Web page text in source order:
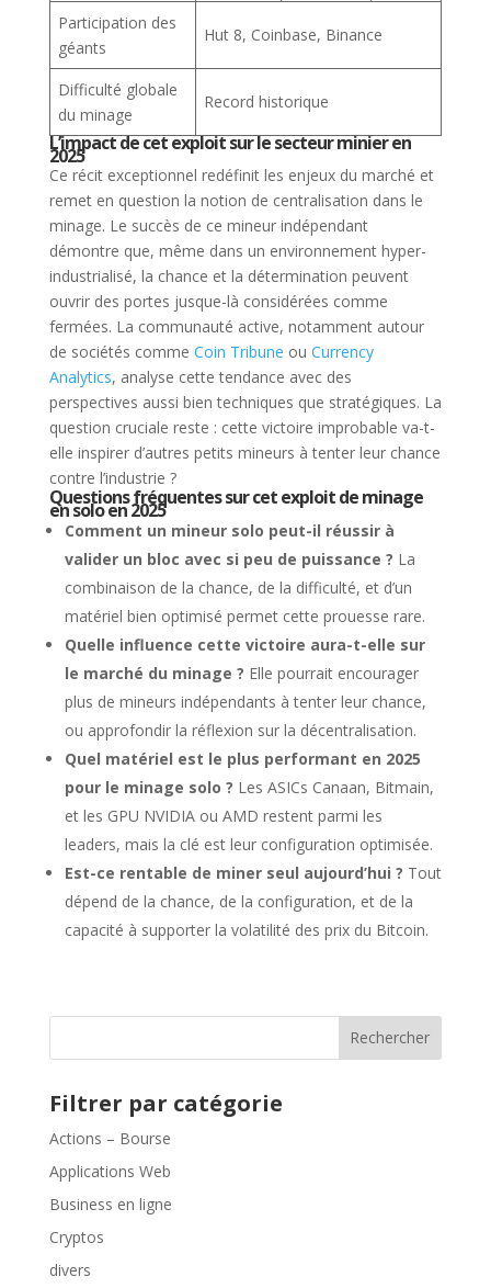
Participation des
géants
Hut 8, Coinbase, Binance
Difficulté globale
du minage
Record historique
L’impact de cet exploit sur le secteur minier en
2025
Ce récit exceptionnel redéfinit les enjeux du marché et
remet en question la notion de centralisation dans le
minage. Le succès de ce mineur indépendant
démontre que, même dans un environnement hyper-
industrialisé, la chance et la détermination peuvent
ouvrir des portes jusque-là considérées comme
fermées. La communauté active, notamment autour
de sociétés comme Coin Tribune ou Currency
Analytics, analyse cette tendance avec des
perspectives aussi bien techniques que stratégiques. La
question cruciale reste : cette victoire improbable va-t-
elle inspirer d’autres petits mineurs à tenter leur chance
contre l’industrie ?
Questions fréquentes sur cet exploit de minage
en solo en 2025
Comment un mineur solo peut-il réussir à
valider un bloc avec si peu de puissance ? La
combinaison de la chance, de la difficulté, et d’un
matériel bien optimisé permet cette prouesse rare.
Quelle influence cette victoire aura-t-elle sur
le marché du minage ? Elle pourrait encourager
plus de mineurs indépendants à tenter leur chance,
ou approfondir la réflexion sur la décentralisation.
Quel matériel est le plus performant en 2025
pour le minage solo ? Les ASICs Canaan, Bitmain,
et les GPU NVIDIA ou AMD restent parmi les
leaders, mais la clé est leur configuration optimisée.
Est-ce rentable de miner seul aujourd’hui ? Tout
dépend de la chance, de la configuration, et de la
capacité à supporter la volatilité des prix du Bitcoin.
Rechercher
Filtrer par catégorie
Actions – Bourse
Applications Web
Business en ligne
Cryptos
divers